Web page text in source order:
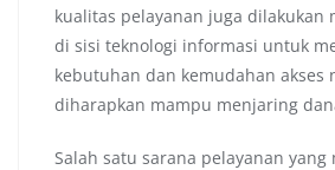
kualitas pelayanan juga dilakukan
di sisi teknologi informasi untuk
kebutuhan dan kemudahan akses
diharapkan mampu menjaring
Salah satu sarana pelayanan yang